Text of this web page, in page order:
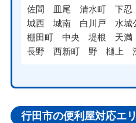
佐間
皿尾 清水町 下忍
城西
城南 白川戸 水城
棚田町
中央 堤根 天満
長野
西新町 野 樋上
行田市の便利屋対応エ